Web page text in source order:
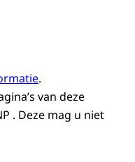
.
van deze
. Deze mag u niet